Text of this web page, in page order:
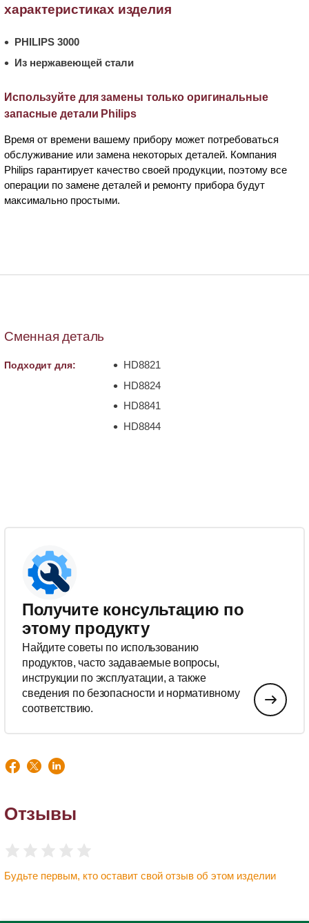
характеристиках изделия
PHILIPS 3000
Из нержавеющей стали
Используйте для замены только оригинальные
запасные детали Philips
Время от времени вашему прибору может потребоваться
обслуживание или замена некоторых деталей. Компания
Philips гарантирует качество своей продукции, поэтому все
операции по замене деталей и ремонту прибора будут
максимально простыми.
Сменная деталь
Подходит для:
HD8821
HD8824
HD8841
HD8844
Получите консультацию по
этому продукту
Найдите советы по использованию
продуктов, часто задаваемые вопросы,
инструкции по эксплуатации, а также
сведения по безопасности и нормативному
соответствию.
Отзывы
Будьте первым, кто оставит свой отзыв об этом изделии